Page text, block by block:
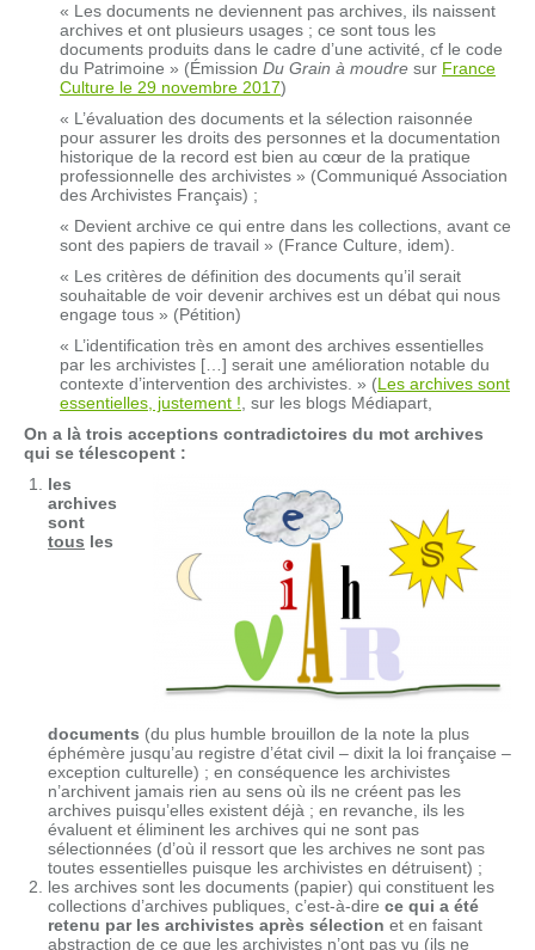
« Les documents ne deviennent pas archives, ils naissent
archives et ont plusieurs usages ; ce sont tous les
documents produits dans le cadre d’une activité, cf le code
du Patrimoine » (Émission Du Grain à moudre sur France
Culture le 29 novembre 2017)
« L’évaluation des documents et la sélection raisonnée
pour assurer les droits des personnes et la documentation
historique de la record est bien au cœur de la pratique
professionnelle des archivistes » (Communiqué Association
des Archivistes Français) ;
« Devient archive ce qui entre dans les collections, avant ce
sont des papiers de travail » (France Culture, idem).
« Les critères de définition des documents qu’il serait
souhaitable de voir devenir archives est un débat qui nous
engage tous » (Pétition)
« L’identification très en amont des archives essentielles
par les archivistes […] serait une amélioration notable du
contexte d’intervention des archivistes. » (Les archives sont
essentielles, justement ! , sur les blogs Médiapart,
On a là trois acceptions contradictoires du mot archives
qui se télescopent :
les
archives
sont
tous les
documents (du plus humble brouillon de la note la plus
éphémère jusqu’au registre d’état civil – dixit la loi française –
exception culturelle) ; en conséquence les archivistes
n’archivent jamais rien au sens où ils ne créent pas les
archives puisqu’elles existent déjà ; en revanche, ils les
évaluent et éliminent les archives qui ne sont pas
sélectionnées (d’où il ressort que les archives ne sont pas
toutes essentielles puisque les archivistes en détruisent) ;
les archives sont les documents (papier) qui constituent les
collections d’archives publiques, c’est-à-dire ce qui a été
retenu par les archivistes après sélection et en faisant
abstraction de ce que les archivistes n’ont pas vu (ils ne